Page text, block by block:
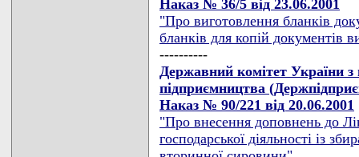
Наказ № 36/5 від 23.06.2001
"Про виготовлення бланків
бланків для копій документів
----------
Державний комітет України з
підприємництва
Наказ № 90/221 від 20.06.2001
"Про внесення доповнень до
господарської діяльності із